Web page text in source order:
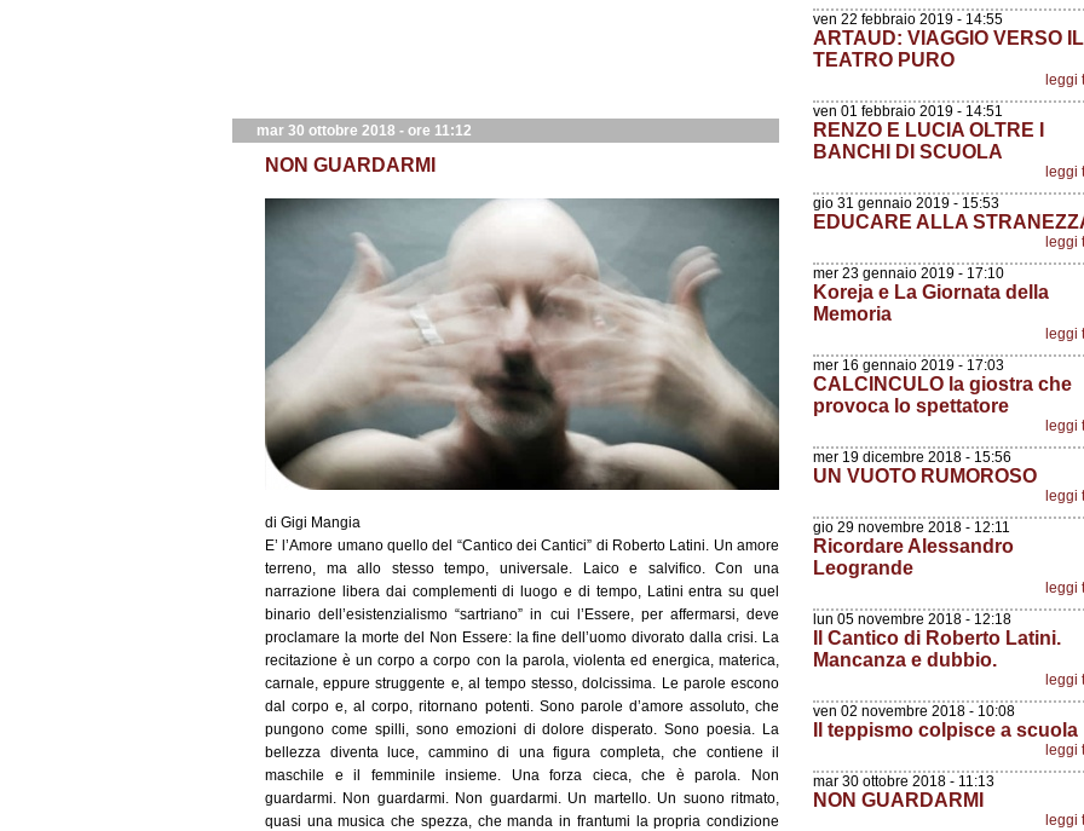
mar 30 ottobre 2018 - ore 11:12
NON GUARDARMI
di Gigi Mangia
E’ l’Amore umano quello del “Cantico dei Cantici” di Roberto Latini. Un amore
terreno, ma allo stesso tempo, universale. Laico e salvifico. Con una
narrazione libera dai complementi di luogo e di tempo, Latini entra su quel
binario dell’esistenzialismo “sartriano” in cui l’Essere, per affermarsi, deve
proclamare la morte del Non Essere: la fine dell’uomo divorato dalla crisi. La
recitazione è un corpo a corpo con la parola, violenta ed energica, materica,
carnale, eppure struggente e, al tempo stesso, dolcissima. Le parole escono
dal corpo e, al corpo, ritornano potenti. Sono parole d’amore assoluto, che
pungono come spilli, sono emozioni di dolore disperato. Sono poesia. La
bellezza diventa luce, cammino di una figura completa, che contiene il
maschile e il femminile insieme. Una forza cieca, che è parola. Non
guardarmi. Non guardarmi. Non guardarmi. Un martello. Un suono ritmato,
quasi una musica che spezza, che manda in frantumi la propria condizione
ven 22 febbraio 2019 - 14:55
ARTAUD: VIAGGIO VERSO IL
TEATRO PURO
leggi
ven 01 febbraio 2019 - 14:51
RENZO E LUCIA OLTRE I
BANCHI DI SCUOLA
leggi
gio 31 gennaio 2019 - 15:53
EDUCARE ALLA
leggi
mer 23 gennaio 2019 - 17:10
Koreja e La Giornata della
Memoria
leggi
mer 16 gennaio 2019 - 17:03
CALCINCULO la giostra che
provoca lo spettatore
leggi
mer 19 dicembre 2018 - 15:56
UN VUOTO RUMOROSO
leggi
gio 29 novembre 2018 - 12:11
Ricordare Alessandro
Leogrande
leggi
lun 05 novembre 2018 - 12:18
Il Cantico di Roberto Latini.
Mancanza e dubbio.
leggi
ven 02 novembre 2018 - 10:08
Il teppismo colpisce a scuola
leggi
mar 30 ottobre 2018 - 11:13
NON GUARDARMI
leggi